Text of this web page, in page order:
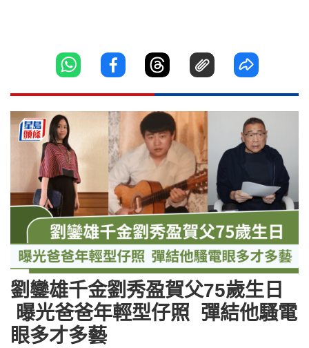
劉鑾雄千金劉秀盈賀父75歲生日
曝光爸爸年輕型仔照 彈結他騷電
眼多才多藝